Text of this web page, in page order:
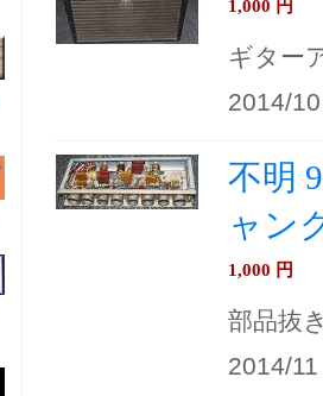
1,000 円
ギター
2014/10
不明
ャン
1,000 円
部品抜
2014/11